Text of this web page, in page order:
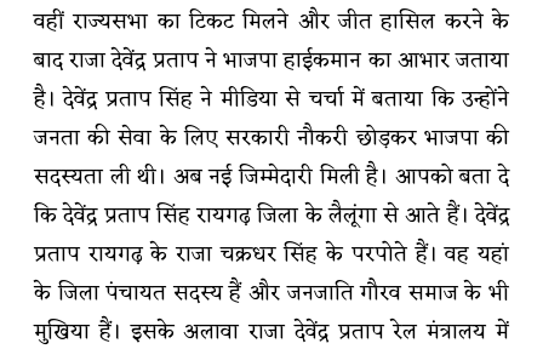
वहीं राज्यसभा का टिकट मिलने और जीत हासिल करने के
बाद राजा देवेंद्र प्रताप ने भाजपा हाईकमान का आभार जताया
है। देवेंद्र प्रताप सिंह ने मीडिया से चर्चा में बताया कि उन्होंने
जनता की सेवा के लिए सरकारी नौकरी छोड़कर भाजपा की
सदस्यता ली थी। अब नई जिम्मेदारी मिली है। आपको बता दे
कि देवेंद्र प्रताप सिंह रायगढ़ जिला के लैलूंगा से आते हैं। देवेंद्र
प्रताप रायगढ़ के राजा चक्रधर सिंह के परपोते हैं। वह यहां
के जिला पंचायत सदस्य हैं और जनजाति गौरव समाज के भी
मुखिया हैं। इसके अलावा राजा देवेंद्र प्रताप रेल मंत्रालय में